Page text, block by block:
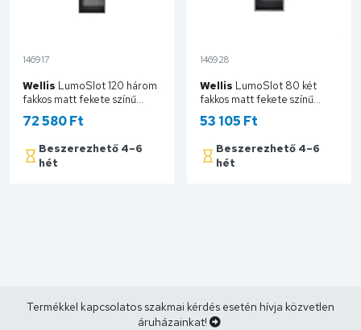
146917
Wellis LumoSlot 120 három
fakkos matt fekete színű
polcos falfülke, LED
világítással WE00161
72 580 Ft
Beszerezhető 4–6
hét
146928
Wellis LumoSlot 80 két
fakkos matt fekete színű
polcos falfülke, LED
világítással WE00160
53 105 Ft
Beszerezhető 4–6
hét
Termékkel kapcsolatos szakmai kérdés esetén hívja közvetlen
áruházainkat!